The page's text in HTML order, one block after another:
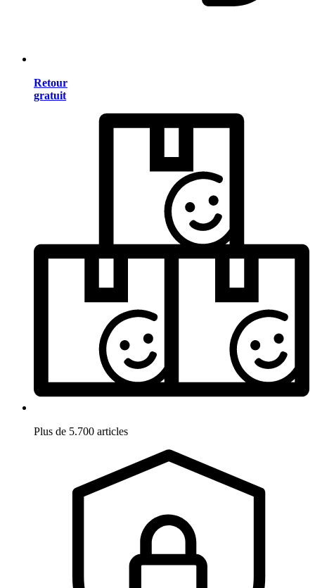
Retour
gratuit
Plus de 5.700 articles